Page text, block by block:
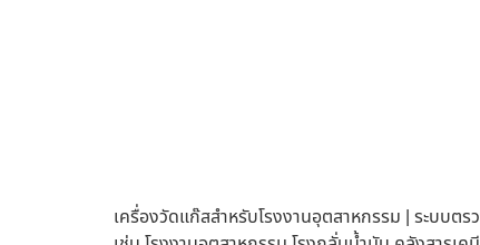
เครื่องวัดแก๊สสำหรับโรงงานอุตสาหกรรม | ระบบ